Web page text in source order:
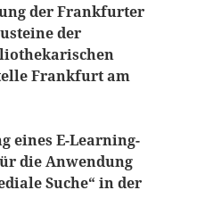
der Frankfurter
der
Frankfurt am
eines E-Learning-
die Anwendung
Suche“ in der